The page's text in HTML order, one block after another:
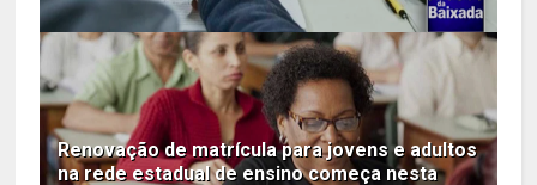
Renovação de matrícula para jovens e adultos
na rede estadual de ensino começa nesta